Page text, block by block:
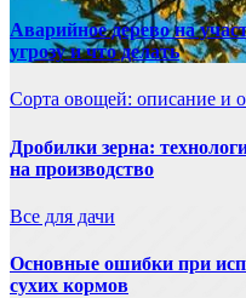
Аварийное дерево на
угрозу и что делать
Сорта овощей: описание и
Дробилки зерна:
на производство
Все для дачи
Основные ошибки при
сухих кормов